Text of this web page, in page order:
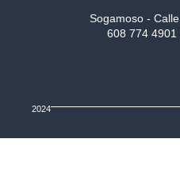
Sogamoso -
608 774
2024